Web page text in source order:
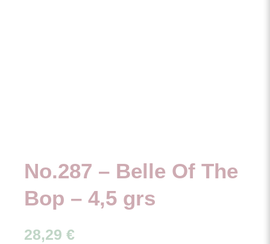
No.287 – Belle Of The
Bop – 4,5 grs
28,29 €